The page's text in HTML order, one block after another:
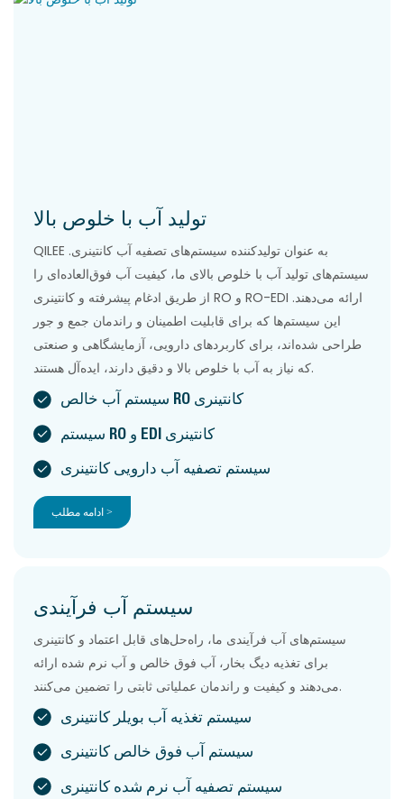
تولید آب با خلوص بالا
QILEE به عنوان تولیدکننده سیستم‌های تصفیه آب کانتینری.
سیستم‌های تولید آب با خلوص بالای ما، کیفیت آب فوق‌العاده‌ای را
از طریق ادغام پیشرفته و کانتینری RO و RO-EDI ارائه می‌دهند.
این سیستم‌ها که برای قابلیت اطمینان و راندمان جمع و جور
طراحی شده‌اند، برای کاربردهای دارویی، آزمایشگاهی و صنعتی
که نیاز به آب با خلوص بالا و دقیق دارند، ایده‌آل هستند.
سیستم آب خالص RO کانتینری
سیستم RO و EDI کانتینری
سیستم تصفیه آب دارویی کانتینری
ادامه مطلب >
سیستم آب فرآیندی
سیستم‌های آب فرآیندی ما، راه‌حل‌های قابل اعتماد و کانتینری
برای تغذیه دیگ بخار، آب فوق خالص و آب نرم شده ارائه
می‌دهند و کیفیت و راندمان عملیاتی ثابتی را تضمین می‌کنند.
سیستم تغذیه آب بویلر کانتینری
سیستم آب فوق خالص کانتینری
سیستم تصفیه آب نرم شده کانتینری